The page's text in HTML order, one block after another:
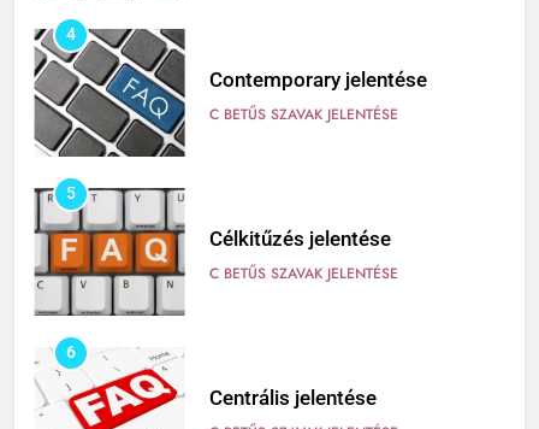
4
Contemporary jelentése
C BETŰS SZAVAK JELENTÉSE
5
Célkitűzés jelentése
C BETŰS SZAVAK JELENTÉSE
6
Centrális jelentése